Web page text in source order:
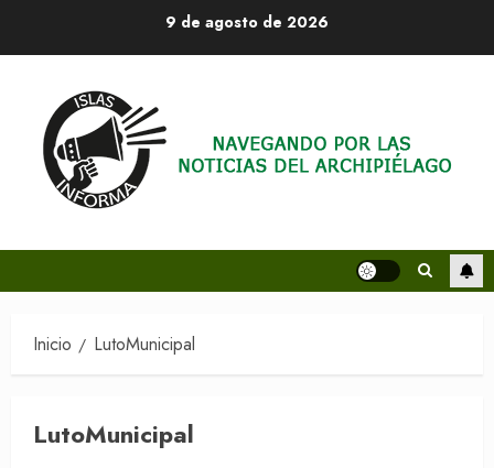
9 de agosto de 2026
Inicio LutoMunicipal
LutoMunicipal